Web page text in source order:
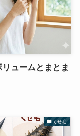
ュームとまとま
くせ毛